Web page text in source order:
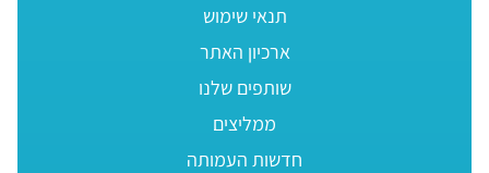
תנאי שימוש
ארכיון האתר
שותפים שלנו
ממליצים
חדשות העמותה